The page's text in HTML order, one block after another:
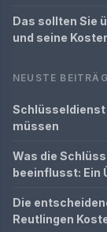
Das sollten Sie
und seine
NEUSTE
Schlüsseldienst
müssen
Was die
beeinflusst: Ein
Die
Reutlingen